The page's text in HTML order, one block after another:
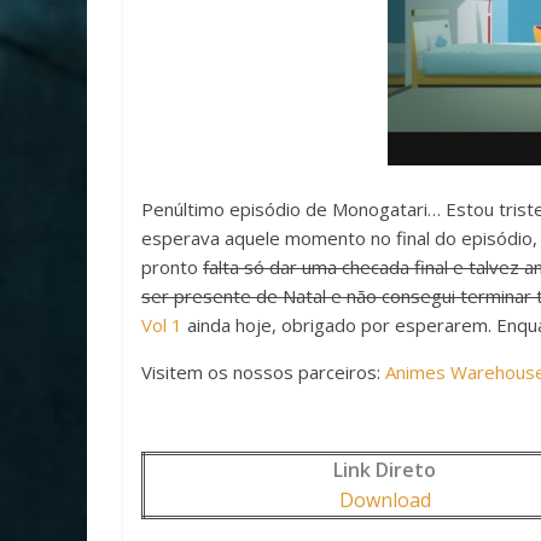
Penúltimo episódio de Monogatari… Estou
esperava aquele momento no final do
pronto falta só dar uma checada final e talvez
ser presente de Natal e não consegui terminar
Vol 1 ainda hoje, obrigado por esperarem.
Visitem os nossos parceiros: Animes
Link Direto
Download